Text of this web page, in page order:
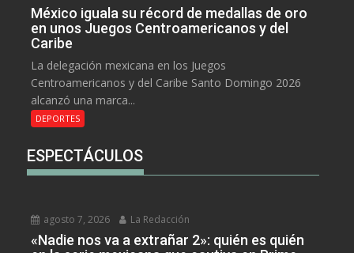
México iguala su récord de medallas de oro
en unos Juegos Centroamericanos y del
Caribe
La delegación mexicana en los Juegos
Centroamericanos y del Caribe Santo Domingo 2026
alcanzó una marca...
DEPORTES
ESPECTÁCULOS
agosto 7, 2026 La Redacción
«Nadie nos va a extrañar 2»: quién es quién